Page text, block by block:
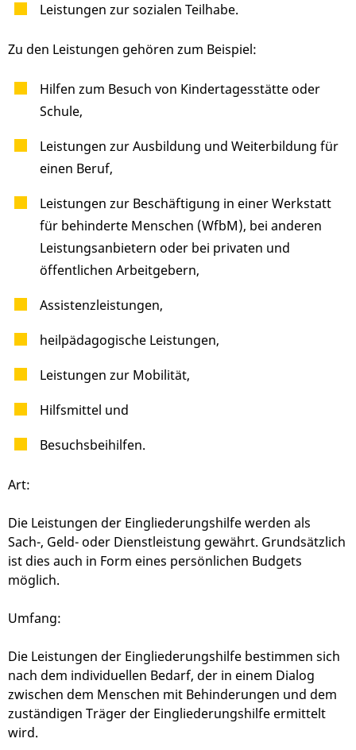
Leistungen zur sozialen Teilhabe.
Zu den Leistungen gehören zum Beispiel:
Hilfen zum Besuch von Kindertagesstätte oder
Schule,
Leistungen zur Ausbildung und Weiterbildung für
einen Beruf,
Leistungen zur Beschäftigung in einer Werkstatt
für behinderte Menschen (WfbM), bei anderen
Leistungsanbietern oder bei privaten und
öffentlichen Arbeitgebern,
Assistenzleistungen,
heilpädagogische Leistungen,
Leistungen zur Mobilität,
Hilfsmittel und
Besuchsbeihilfen.
Art:
Die Leistungen der Eingliederungshilfe werden als
Sach-, Geld- oder Dienstleistung gewährt. Grundsätzlich
ist dies auch in Form eines persönlichen Budgets
möglich.
Umfang:
Die Leistungen der Eingliederungshilfe bestimmen sich
nach dem individuellen Bedarf, der in einem Dialog
zwischen dem Menschen mit Behinderungen und dem
zuständigen Träger der Eingliederungshilfe ermittelt
wird.